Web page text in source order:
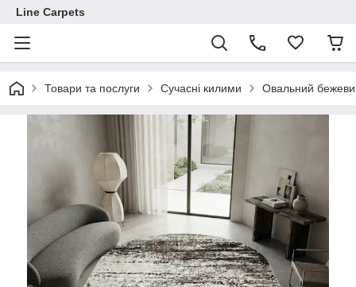
Line Carpets
Товари та послуги Сучасні килими Овальний